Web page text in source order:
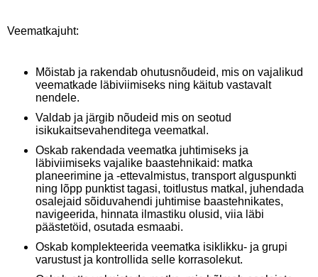
Veematkajuht:
Mõistab ja rakendab ohutusnõudeid, mis on vajalikud
veematkade läbiviimiseks ning käitub vastavalt
nendele.
Valdab ja järgib nõudeid mis on seotud
isikukaitsevahenditega veematkal.
Oskab rakendada veematka juhtimiseks ja
läbiviimiseks vajalike baastehnikaid: matka
planeerimine ja -ettevalmistus, transport alguspunkti
ning lõpp punktist tagasi, toitlustus matkal, juhendada
osalejaid sõiduvahendi juhtimise baastehnikates,
navigeerida, hinnata ilmastiku olusid, viia läbi
päästetöid, osutada esmaabi.
Oskab komplekteerida veematka isiklikku- ja grupi
varustust ja kontrollida selle korrasolekut.